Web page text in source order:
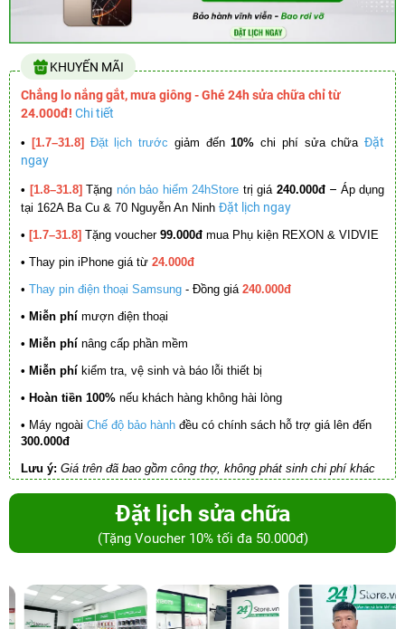
KHUYẾN MÃI
Chẳng lo nắng gắt, mưa giông - Ghé 24h sửa chữa chỉ từ
24.000đ! Chi tiết
• [1.7–31.8] Đặt lịch trước giảm đến10% chi phí sửa chữa Đặt
ngay
• [1.8–31.8] Tặng nón bảo hiểm 24hStore trị giá 240.000đ – Áp dụng
tại 162A Ba Cu & 70 Nguyễn An Ninh Đặt lịch ngay
• [1.7–31.8] Tặng voucher 99.000đ mua Phụ kiện REXON & VIDVIE
• Thay pin iPhone giá từ 24.000đ
• Thay pin điện thoại Samsung - Đồng giá 240.000đ
• Miễn phí mượn điện thoại
• Miễn phí nâng cấp phần mềm
• Miễn phí kiểm tra, vệ sinh và báo lỗi thiết bị
• Hoàn tiền 100% nếu khách hàng không hài lòng
• Máy ngoài Chế độ bảo hành đều có chính sách hỗ trợ giá lên đến
300.000đ
Lưu ý: Giá trên đã bao gồm công thợ, không phát sinh chi phí khác
Đặt lịch sửa chữa
(Tặng Voucher 10% tối đa 50.000đ)